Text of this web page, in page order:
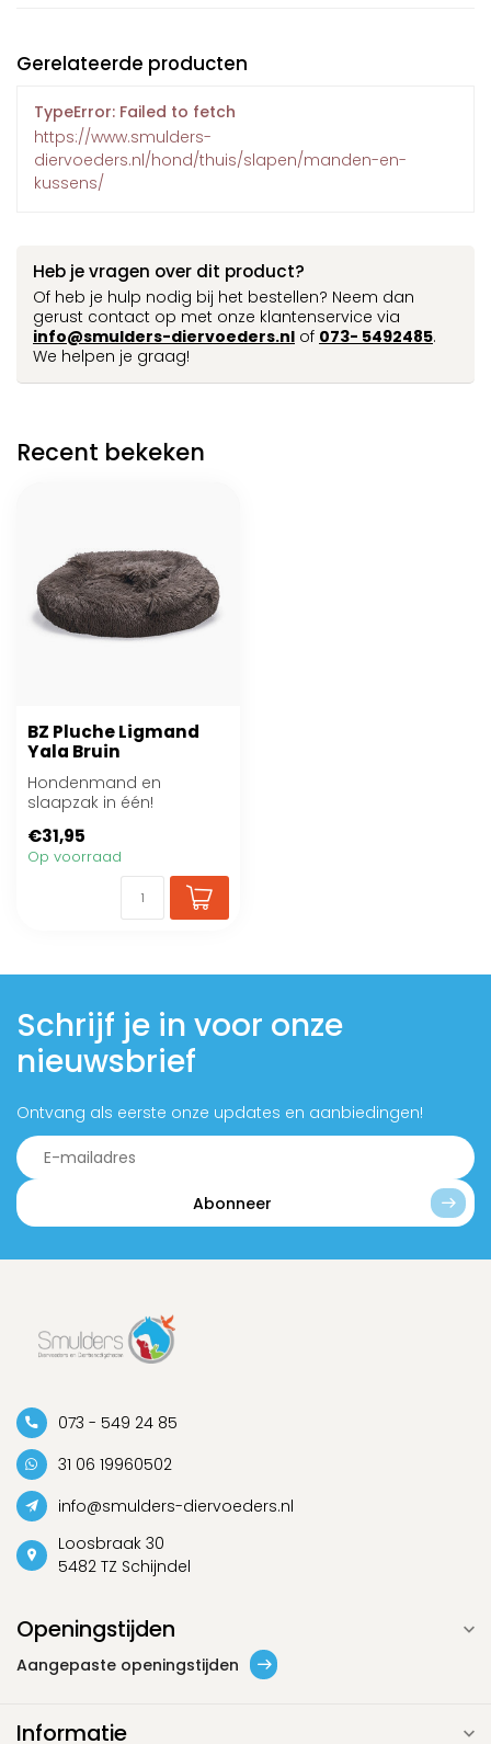
Gerelateerde producten
TypeError: Failed to fetch
https://www.smulders-
diervoeders.nl/hond/thuis/slapen/manden-en-
kussens/
Heb je vragen over dit product?
Of heb je hulp nodig bij het bestellen? Neem dan
gerust contact op met onze klantenservice via
info@smulders-diervoeders.nl of 073- 5492485.
We helpen je graag!
Recent bekeken
BZ Pluche Ligmand
Yala Bruin
Hondenmand en
slaapzak in één!
€31,95
Op voorraad
Schrijf je in voor onze
nieuwsbrief
Ontvang als eerste onze updates en aanbiedingen!
Abonneer
073 - 549 24 85
31 06 19960502
info@smulders-diervoeders.nl
Loosbraak 30
5482 TZ Schijndel
Openingstijden
Aangepaste openingstijden
Informatie